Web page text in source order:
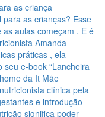
as criança